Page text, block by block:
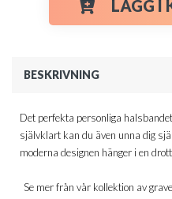
LÄGG I
BESKRIVNING
Det perfekta personliga
självklart kan du även unna dig
moderna designen hänger i en
Se mer från vår kollektion av